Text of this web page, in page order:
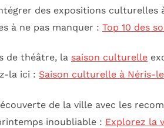
des expositions culturelles
à ne pas manquer : Top 10 des
de théâtre, la saison culturelle
la ici : Saison culturelle à Néris-
de la ville avec les
inoubliable : Explorez la